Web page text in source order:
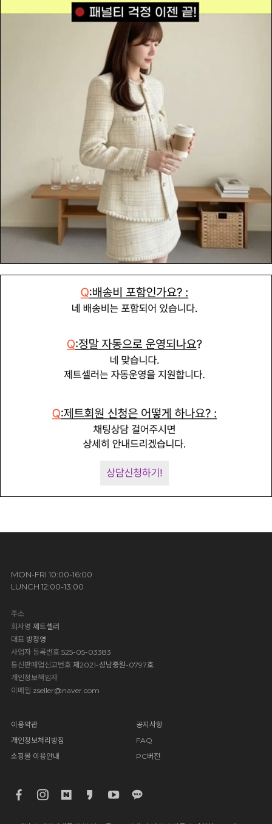
MON-FRI 10:00-16:00
LUNCH 12:00-13:00
주소
회사명 제트셀러
대표방정영
사업자 등록번호 525-05-03383
통신판매업신고번호 제2021-성남중원-0797호
개인정보책임자
이메일 zseller@naver.com
이용약관
개인정보처리방침
쇼핑몰 이용안내
공지사항
FAQ
PC버전